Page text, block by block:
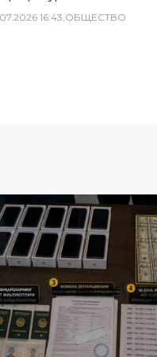
07.2026 16:43,ОБЩЕСТВО